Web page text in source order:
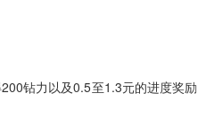
钻力以及0.5至1.3元的进度奖励